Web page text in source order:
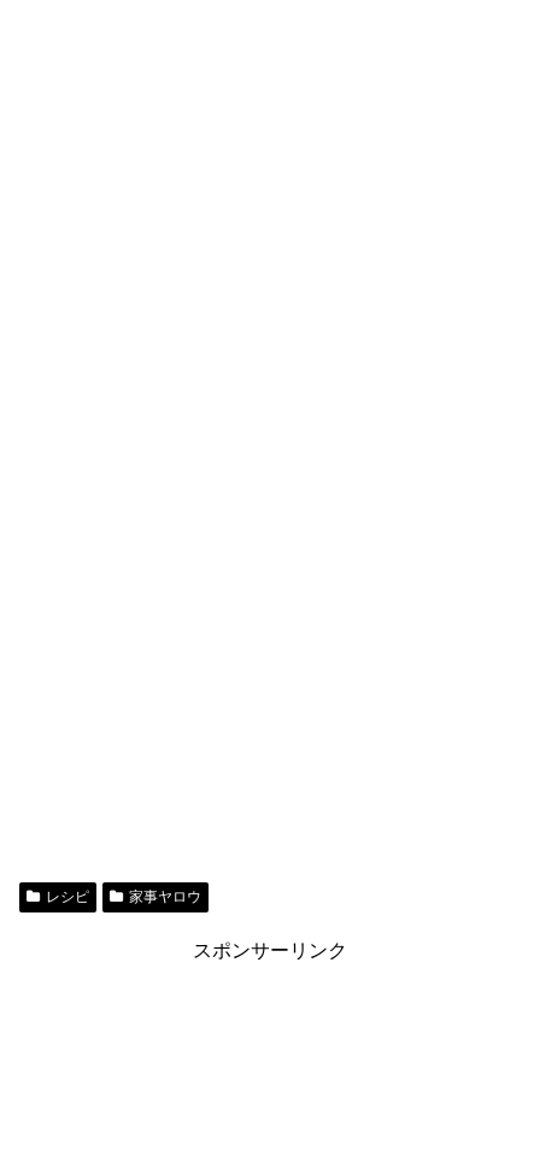
レシピ 家事ヤロウ
スポンサーリンク